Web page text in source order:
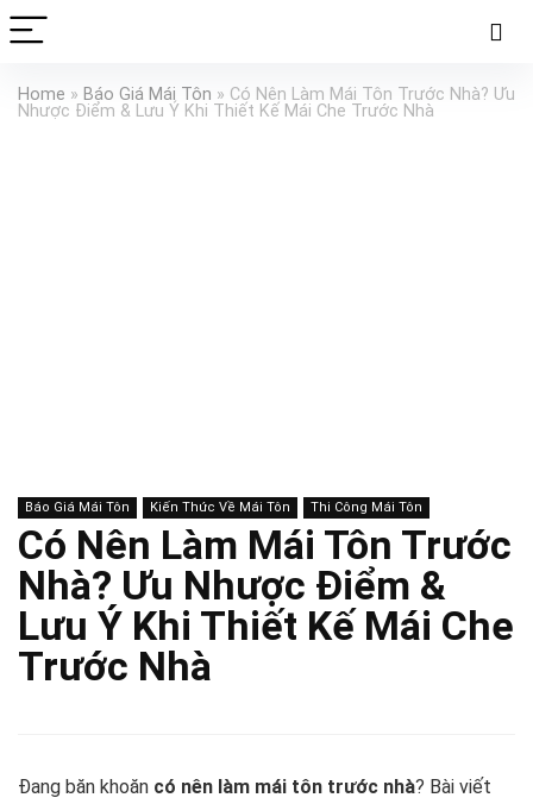
Home » Báo Giá Mái Tôn » Có Nên Làm Mái Tôn Trước Nhà? Ưu
Nhược Điểm & Lưu Ý Khi Thiết Kế Mái Che Trước Nhà
Báo Giá Mái Tôn Kiến Thức Về Mái Tôn Thi Công Mái Tôn
Có Nên Làm Mái Tôn Trước
Nhà? Ưu Nhược Điểm &
Lưu Ý Khi Thiết Kế Mái Che
Trước Nhà
Đang băn khoăn có nên làm mái tôn trước nhà? Bài viết